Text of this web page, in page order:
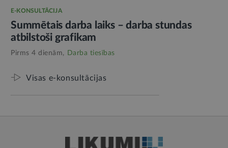
E-KONSULTĀCIJA
Summētais darba laiks – darba stundas
atbilstoši grafikam
Pirms 4 dienām, Darba tiesības
Visas e-konsultācijas